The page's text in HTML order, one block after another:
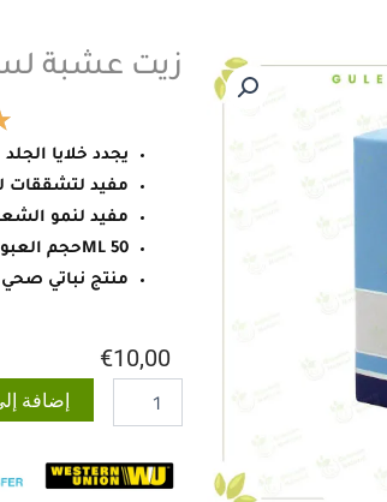
زيت عشبة
يجدد خلايا الجلد
مفيد لتشققات
مفيد لنمو
50 MLحجم العبوة
منتج نباتي صحي
€10,00
كمية
زيت
عشبة
لسان
الثور
إضافة